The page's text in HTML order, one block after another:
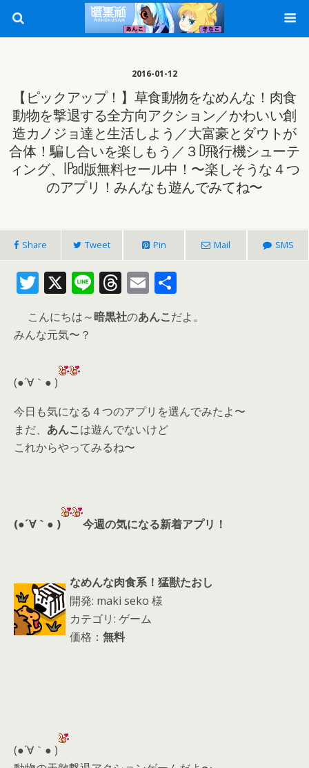
2016-01-12
【ピックアップ！】草食動物をなめんな！肉食
動物を撃退する全方向アクション／かわいい創
造カノジョ達と生活しよう／大富豪とダウトが
合体！騙し合いを楽しもう／３D飛行機シューテ
ィング、iPad版無料セール中！〜楽しそうな４つ
のアプリ！みんなも遊んでみてね〜
Share Tweet Pin Mail SMS
T
w
itt
er
X Li
n
e
T
h
re
E
m
ai
有
こんにちは～暗黒社のあんこだよ。
みんな元気〜？
(●´∀｀● )
今日も気になる４つのアプリを選んでみたよ〜
まだ、 あんこは遊んでないけど
これからやってみるね〜
(●´∀｀● ) 今週の気になる新着アプリ！
なめんな肉食系！猛獣たおし
開発: maki seko 様
カテゴリ: ゲーム
価格： 無料
(●´∀｀● )